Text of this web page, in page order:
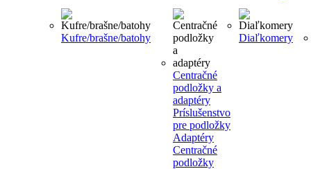
Kufre/brašne/batohy
Centračné
podložky a
adaptéry
Príslušenstvo
pre podložky
Adaptéry
Centračné
podložky
Diaľkomery